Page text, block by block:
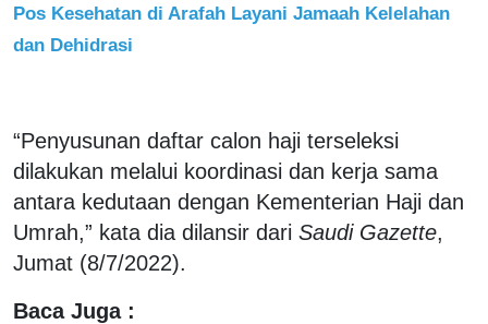
Pos Kesehatan di Arafah Layani Jamaah Kelelahan
dan Dehidrasi
“Penyusunan daftar calon haji terseleksi
dilakukan melalui koordinasi dan kerja sama
antara kedutaan dengan Kementerian Haji dan
Umrah,” kata dia dilansir dari Saudi Gazette,
Jumat (8/7/2022).
Baca Juga :